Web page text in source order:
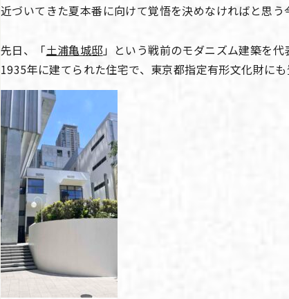
近づいてきた夏本番に向けて覚悟を決めなければと思う
先日、「土浦亀城邸 」という戦前のモダニズム建築を代
1935年に建てられた住宅で、東京都指定有形文化財にも